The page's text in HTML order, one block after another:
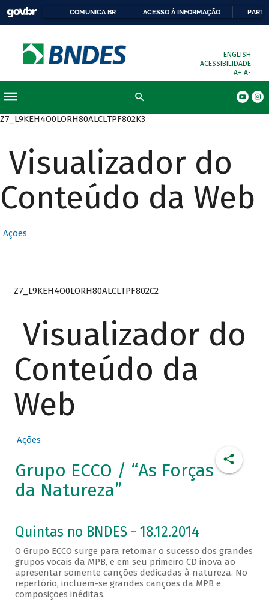
COMUNICA BR ACESSO À INFORMAÇÃO
ENGLISH
ACESSIBILIDADE
A+ A-
Z7_L9KEH4O0LORH80ALCLTPF802K3
Visualizador do
Conteúdo da Web
Ações
Z7_L9KEH4O0LORH80ALCLTPF802C2
Visualizador do
Conteúdo da
Web
Ações
Grupo ECCO / “As Forças
da Natureza”
Quintas no BNDES - 18.12.2014
O Grupo ECCO surge para retomar o sucesso dos grandes
grupos vocais da MPB, e em seu primeiro CD inova ao
apresentar somente canções dedicadas à natureza. No
repertório, incluem-se grandes canções da MPB e
composições inéditas.